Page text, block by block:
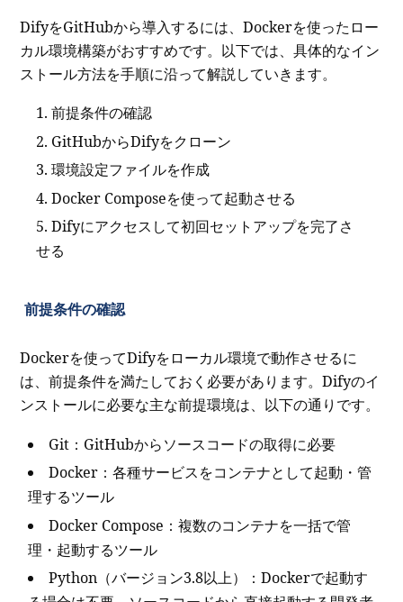
DifyをGitHubから導入するには、Dockerを使ったロー
カル環境構築がおすすめです。以下では、具体的なイン
ストール方法を手順に沿って解説していきます。
前提条件の確認
GitHubからDifyをクローン
環境設定ファイルを作成
Docker Composeを使って起動させる
Difyにアクセスして初回セットアップを完了さ
せる
前提条件の確認
Dockerを使ってDifyをローカル環境で動作させるに
は、前提条件を満たしておく必要があります。Difyのイ
ンストールに必要な主な前提環境は、以下の通りです。
Git：GitHubからソースコードの取得に必要
Docker：各種サービスをコンテナとして起動・管
理するツール
Docker Compose：複数のコンテナを一括で管
理・起動するツール
Python（バージョン3.8以上）：Dockerで起動す